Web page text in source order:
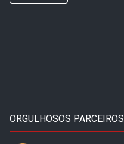
ORGULHOSOS PARCEIROS